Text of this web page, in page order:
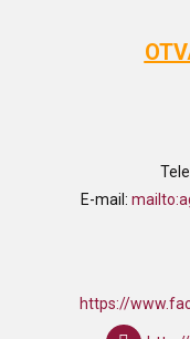
E-mail:
https://